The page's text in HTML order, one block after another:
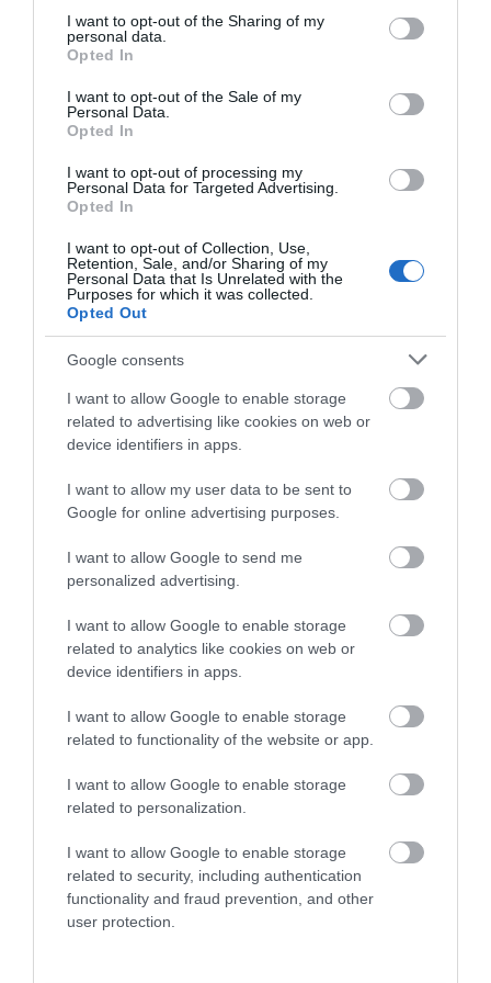
not limited to your visit or usage behaviour. You may click to
grant or deny consent to Google and its third-party tags to
use your data for below specified purposes in below Google
consent section.
I want to opt-out of the Sharing of my
personal data.
Opted In
I want to opt-out of the Sale of my
Personal Data.
Opted In
I want to opt-out of processing my
Personal Data for Targeted Advertising.
Opted In
I want to opt-out of Collection, Use,
Retention, Sale, and/or Sharing of my
Personal Data that Is Unrelated with the
Purposes for which it was collected.
Opted Out
Google consents
I want to allow Google to enable storage
related to advertising like cookies on web or
device identifiers in apps.
I want to allow my user data to be sent to
Google for online advertising purposes.
I want to allow Google to send me
personalized advertising.
I want to allow Google to enable storage
related to analytics like cookies on web or
device identifiers in apps.
I want to allow Google to enable storage
related to functionality of the website or app.
I want to allow Google to enable storage
related to personalization.
I want to allow Google to enable storage
related to security, including authentication
functionality and fraud prevention, and other
user protection.
Ακολουθήστε το evima.gr στο
Google News
Διαβάστε όλες τιςειδήσεις για την Εύβοια
Διαβάστε όλες τις
Ελλάδακαι τονΚόσμοστοevima.gr
TAGS: ΕΚΚΛΗΣΙΑ
ΡΟΗ ΕΙΔΗΣΕΩΝ
Φωτιά στη Σκύρο: Δύσκολη νύχτα
για την Καλαμίτσα – Νέες εικόνες
και βίντεο
06.08.2026 | 22:04
Εύβοια: Με κατάνυξη και πλήθος
κόσμου η μεγάλη γιορτή στους
Ωρεούς – Παρών ο Θανάσης
06.08.2026 | 22:00
Συντάξεις Σεπτεμβρίου 2026:
Πότε πληρώνονται οι δικαιούχοι –
Οι ημερομηνίες του e-ΕΦΚΑ
06.08.2026 | 21:40
Σοκ στην Εύβοια με την κοπέλα
που έπεσε από την γέφυρα: Τα
06.08.2026 | 21:20
Νεότερα για τη Φωτιά στη Σκύρο:
Κινδύνευσε κτηνοτροφική μονάδα
– Νέο βίντεο
06.08.2026 | 21:00
Καφές: Τα οφέλη της μέτριας
κατανάλωσης σύμφωνα με ειδικό
στο μικροβίωμα του εντέρου